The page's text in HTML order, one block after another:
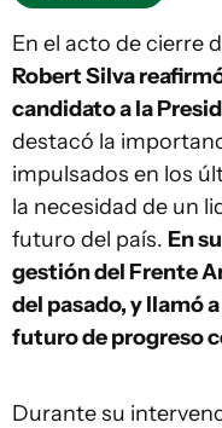
En el acto de cierre
Robert Silva
candidato a la
destacó la
impulsados en los
la necesidad de un
futuro del país. En
gestión del Frente
del pasado, y llamó
futuro de progreso
Durante su